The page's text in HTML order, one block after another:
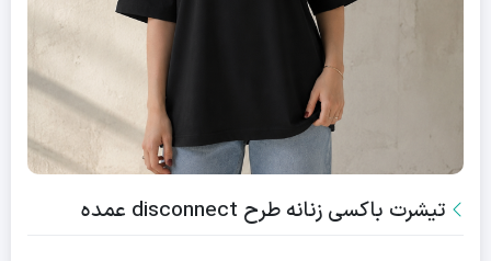
تیشرت باکسی زنانه طرح disconnect عمده